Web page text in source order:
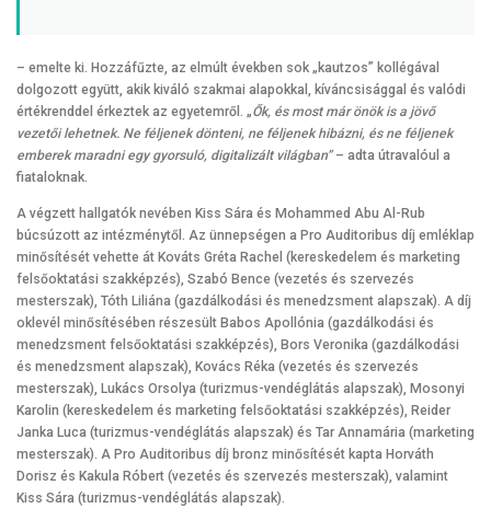
– emelte ki. Hozzáfűzte, az elmúlt években sok „kautzos” kollégával
dolgozott együtt, akik kiváló szakmai alapokkal, kíváncsisággal és valódi
értékrenddel érkeztek az egyetemről. „Ők, és most már önök is a jövő
vezetői lehetnek. Ne féljenek dönteni, ne féljenek hibázni, és ne féljenek
emberek maradni egy gyorsuló, digitalizált világban”– adta útravalóul a
fiataloknak.
A végzett hallgatók nevében Kiss Sára és Mohammed Abu Al-Rub
búcsúzott az intézménytől. Az ünnepségen a Pro Auditoribus díj emléklap
minősítését vehette át Kováts Gréta Rachel (kereskedelem és marketing
felsőoktatási szakképzés), Szabó Bence (vezetés és szervezés
mesterszak), Tóth Liliána (gazdálkodási és menedzsment alapszak). A díj
oklevél minősítésében részesült Babos Apollónia (gazdálkodási és
menedzsment felsőoktatási szakképzés), Bors Veronika (gazdálkodási
és menedzsment alapszak), Kovács Réka (vezetés és szervezés
mesterszak), Lukács Orsolya (turizmus-vendéglátás alapszak), Mosonyi
Karolin (kereskedelem és marketing felsőoktatási szakképzés), Reider
Janka Luca (turizmus-vendéglátás alapszak) és Tar Annamária (marketing
mesterszak). A Pro Auditoribus díj bronz minősítését kapta Horváth
Dorisz és Kakula Róbert (vezetés és szervezés mesterszak), valamint
Kiss Sára (turizmus-vendéglátás alapszak).